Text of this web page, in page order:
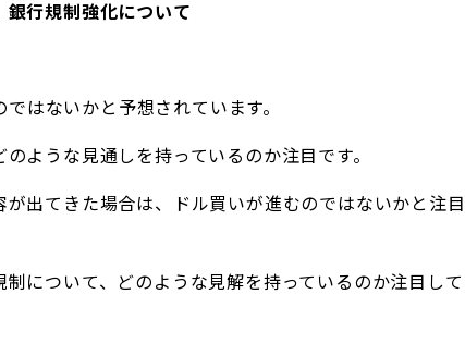
行規制強化について
はないかと予想されています。
ような見通しを持っているのか注目です。
出てきた場合は、ドル買いが進むのではないかと注目
について、どのような見解を持っているのか注目して